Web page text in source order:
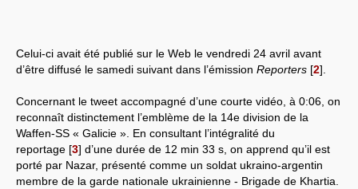
Celui-ci avait été publié sur le Web le vendredi 24 avril avant
d’être diffusé le samedi suivant dans l’émission Reporters [2]
Concernant le tweet accompagné d’une courte vidéo, à 0:06, on
reconnaît distinctement l’emblème de la 14e division de la
Waffen-SS « Galicie ». En consultant l’intégralité du
reportage [3] d’une durée de 12 min 33 s, on apprend qu’il est
porté par Nazar, présenté comme un soldat ukraino-argentin
membre de la garde nationale ukrainienne - Brigade de Khartia.